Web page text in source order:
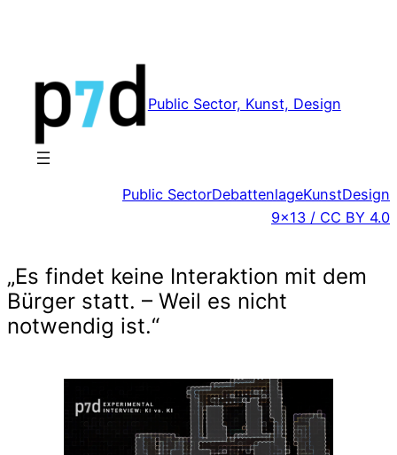
Public Sector, Kunst, Design
Public SectorDebattenlageKunstDesign
9×13 / CC BY 4.0
„Es findet keine Interaktion mit dem
Bürger statt. – Weil es nicht
notwendig ist.“